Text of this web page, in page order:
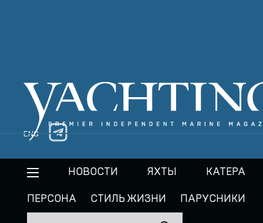
ENG
НОВОСТИ ЯХТЫ КАТЕРА
ПЕРСОНА СТИЛЬ ЖИЗНИ ПАРУСНИКИ